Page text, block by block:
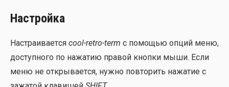
Настройка
Настра­и­ва­ет­ся cool-retro-term с помо­щью опций меню,
доступ­но­го по нажа­тию пра­вой кноп­ки мыши. Если
меню не откры­ва­ет­ся, нуж­но повто­рить нажа­тие с